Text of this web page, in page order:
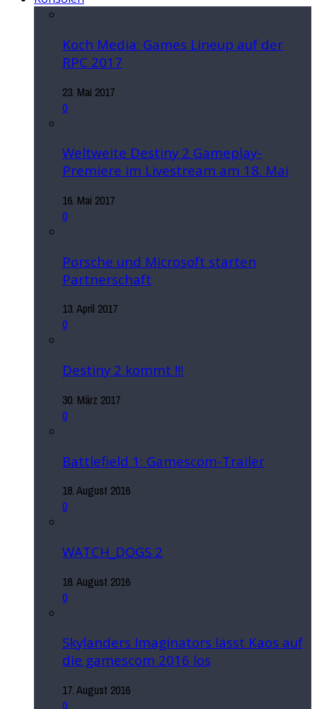
Koch Media: Games Lineup auf der
RPC 2017
23. Mai 2017
0
Weltweite Destiny 2 Gameplay-
Premiere im Livestream am 18. Mai
16. Mai 2017
0
Porsche und Microsoft starten
Partnerschaft
13. April 2017
0
Destiny 2 kommt !!!
30. März 2017
0
Battlefield 1: Gamescom-Trailer
18. August 2016
0
WATCH_DOGS 2
18. August 2016
0
Skylanders Imaginators lässt Kaos auf
die gamescom 2016 los
17. August 2016
0